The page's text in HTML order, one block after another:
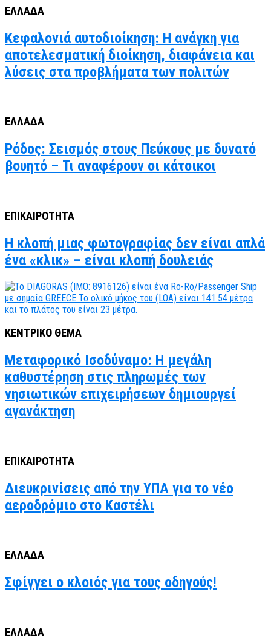
ΕΛΛΑΔΑ
Κεφαλονιά αυτοδιοίκηση: Η ανάγκη για
αποτελεσματική διοίκηση, διαφάνεια και
λύσεις στα προβλήματα των πολιτών
ΕΛΛΑΔΑ
Ρόδος: Σεισμός στους Πεύκους με δυνατό
βουητό – Τι αναφέρουν οι κάτοικοι
ΕΠΙΚΑΙΡΟΤΗΤΑ
Η κλοπή μιας φωτογραφίας δεν είναι απλά
ένα «κλικ» – είναι κλοπή δουλειάς
ΚΕΝΤΡΙΚΟ ΘΕΜΑ
Μεταφορικό Ισοδύναμο: Η μεγάλη
καθυστέρηση στις πληρωμές των
νησιωτικών επιχειρήσεων δημιουργεί
αγανάκτηση
ΕΠΙΚΑΙΡΟΤΗΤΑ
Διευκρινίσεις από την ΥΠΑ για το νέο
αεροδρόμιο στο Καστέλι
ΕΛΛΑΔΑ
Σφίγγει ο κλοιός για τους οδηγούς!
ΕΛΛΑΔΑ